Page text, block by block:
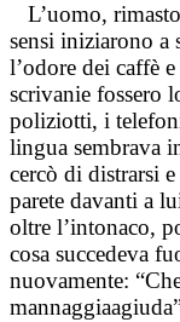
L’uomo,
sensi iniziarono a
l’odore dei caffè
scrivanie fossero
poliziotti, i
lingua sembrava
cercò di distrarsi
parete davanti a
oltre l’intonaco,
cosa succedeva
nuovamente: